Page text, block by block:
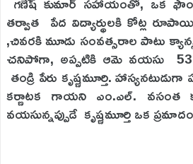
తర్వాత పేద విద్యార్థులకి కోట్ల
,చివరకి మూడు సంవత్సరాల పాటు
చనిపోగా, అప్పటికి ఆమె వయసు 53
తండ్రి పేరు కృష్ణమూర్తి.
కర్ణాటక గాయని ఎం.ఎల్. వసంత
వయసున్నప్పుడే కృష్ణమూర్తి ఒక